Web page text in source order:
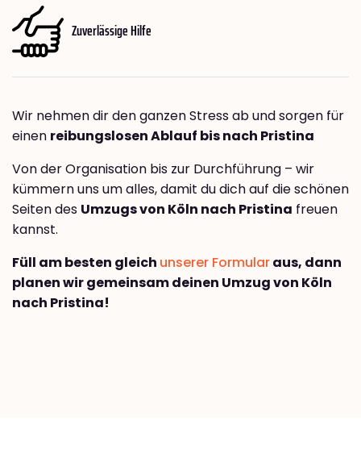
Zuverlässige Hilfe
Wir nehmen dir den ganzen Stress ab und sorgen für
einen reibungslosen Ablauf bis nach Pristina
Von der Organisation bis zur Durchführung – wir
kümmern uns um alles, damit du dich auf die schönen
Seiten des Umzugs von Köln nach Pristina freuen
kannst.
Füll am besten gleich unserer Formularaus, dann
planen wir gemeinsam deinen Umzug von Köln
nach Pristina!